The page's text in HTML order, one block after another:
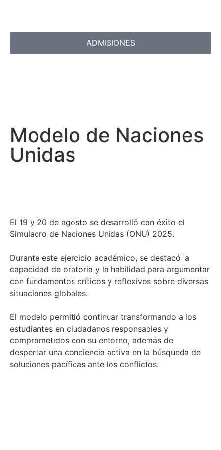
ADMISIONES
Modelo de Naciones
Unidas
El 19 y 20 de agosto se desarrolló con éxito el
Simulacro de Naciones Unidas (ONU) 2025.
Durante este ejercicio académico, se destacó la
capacidad de oratoria y la habilidad para argumentar
con fundamentos críticos y reflexivos sobre diversas
situaciones globales.
El modelo permitió continuar transformando a los
estudiantes en ciudadanos responsables y
comprometidos con su entorno, además de
despertar una conciencia activa en la búsqueda de
soluciones pacíficas ante los conflictos.